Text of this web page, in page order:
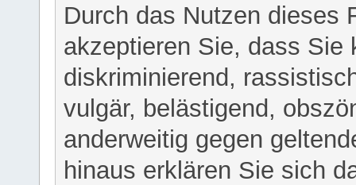
Durch das Nutzen dieses
akzeptieren Sie, dass Sie
diskriminierend,
vulgär, belästigend,
anderweitig gegen
hinaus erklären Sie sich